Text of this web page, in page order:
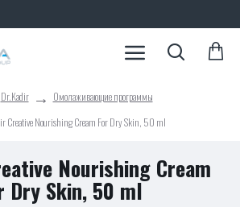
Dr.Kadir
Омолаживающие программы
Creative Nourishing Cream For Dry Skin, 50 ml
Nourishing Cream
Dry Skin, 50 ml